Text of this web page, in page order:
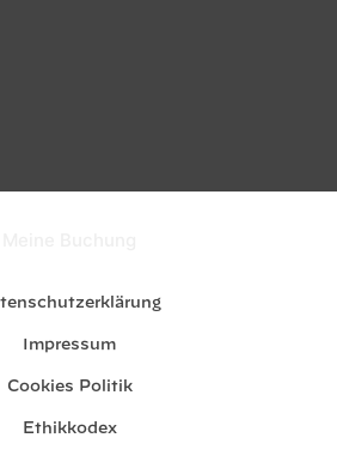
Impressum
Cookies Politik
Ethikkodex